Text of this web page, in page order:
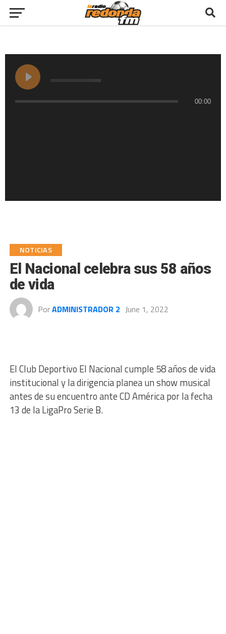
00:00
NOTICIAS
El Nacional celebra sus 58 años
de vida
PorADMINISTRADOR 2 June 1, 2022
El Club Deportivo El Nacional cumple 58 años de vida
institucional y la dirigencia planea un show musical
antes de su encuentro ante CD América por la fecha
13 de la LigaPro Serie B.